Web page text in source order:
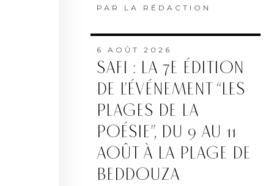
PAR LA RÉDACTION
6 AOÛT 2026
SAFI : LA 7E ÉDITION
DE L’ÉVÉNEMENT “LES
PLAGES DE LA
POÉSIE”, DU 9 AU 11
AOÛT À LA PLAGE DE
BEDDOUZA